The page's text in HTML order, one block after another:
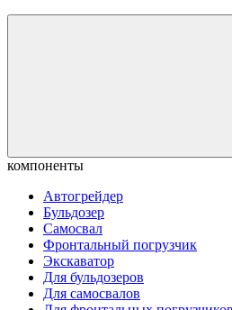
компоненты
Автогрейдер
Бульдозер
Самосвал
Фронтальный погрузчик
Экскаватор
Для бульдозеров
Для самосвалов